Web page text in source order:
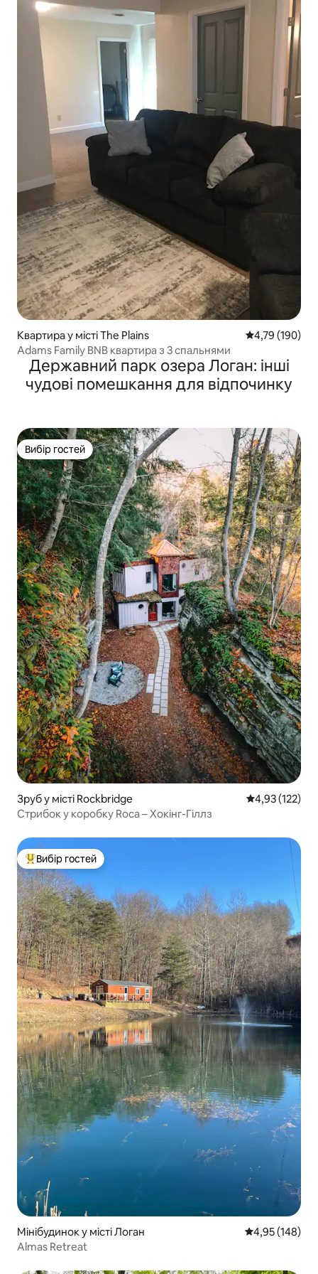
Квартира у місті The Plains Середня
4,79 (190)
Adams Family BNB квартира з 3 спальнями
Державний парк озера Логан: інші
чудові помешкання для відпочинку
Вибір гостей
Вибір гостей
Зруб у місті Rockbridge Середня
4,93 (122)
Стрибок у коробку Roca – Хокінг-Гіллз
Топ вибір гостей
Вибір гостей
Мінібудинок у місті Логан Середня
4,95 (148)
Almas Retreat